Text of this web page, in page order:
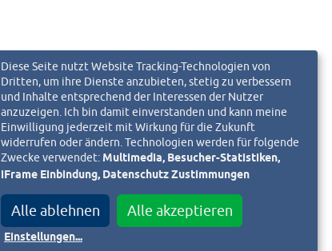
Diese Seite nutzt Website Tracking-Technologien von
Dritten, um ihre Dienste anzubieten, stetig zu verbessern
und Inhalte entsprechend der Interessen der Nutzer
anzuzeigen. Ich bin damit einverstanden und kann meine
Einwilligung jederzeit mit Wirkung für die Zukunft
widerrufen oder ändern. Technologien werden für folgende
Zwecke verwendet:Multimedia, Besucher-Statistiken,
iFrame Einbindung, Datenschutz Zustimmungen
Alle ablehnen Alle akzeptieren
Einstellungen...